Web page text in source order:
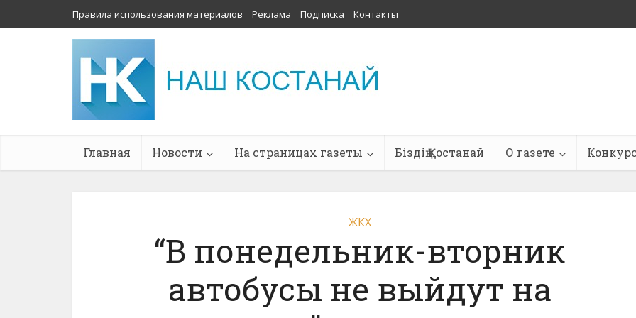
Правила использования материалов Реклама Подписка Контакты
Главная Новости На страницах газеты Біздің Қостанай О газете
ЖКХ
“В понедельник-вторник
автобусы не выйдут на